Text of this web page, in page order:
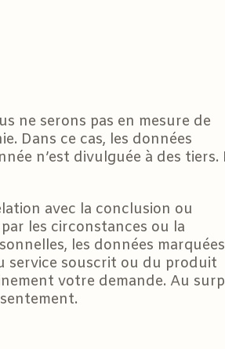
ne serons pas en mesure de
Dans ce cas, les données
n’est divulguée à des tiers.
avec la conclusion ou
les circonstances ou la
les données marquées
service souscrit ou du produit
votre demande. Au